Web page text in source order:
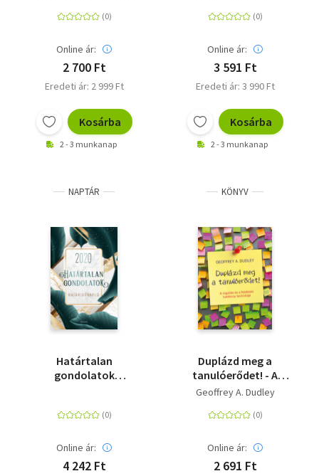
Online ár:
2 700 Ft
Eredeti ár: 2 999 Ft
Kosárba
2 - 3 munkanap
Online ár:
3 591 Ft
Eredeti ár: 3 990 Ft
Kosárba
2 - 3 munkanap
NAPTÁR
Határtalan
gondolatok
Online ár:
4 242 Ft
KÖNYV
Duplázd meg a
tanulóerődet! - A
rögzítés és a felidézés
Geoffrey A. Dudley
Online ár:
2 691 Ft